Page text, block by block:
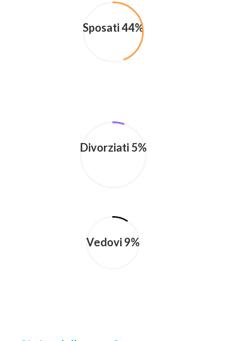
Sposati 44%
Divorziati 5%
Vedovi 9%